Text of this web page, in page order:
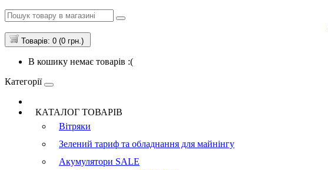
Товарів: 0 (0 грн.)
В кошику немає товарів :(
Категорії
КАТАЛОГ ТОВАРІВ
Вітряки
Зелений тариф та обладнання для майнінгу
Акумулятори SALE